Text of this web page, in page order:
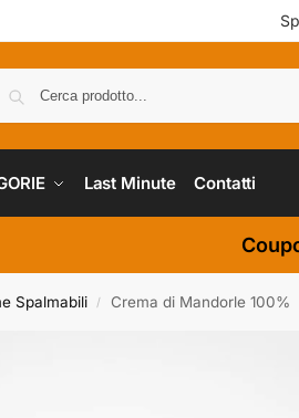
Last Minute Contatti
Spalmabili / Crema di Mandorle 100%